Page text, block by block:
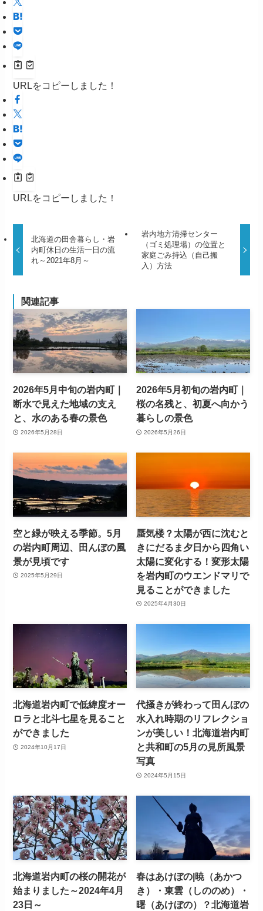
URLをコピーしました！
URLをコピーしました！
北海道の田舎暮らし・岩
内町休日の生活一日の流
れ～2021年8月～
岩内地方清掃センター
（ゴミ処理場）の位置と
家庭ごみ持込（自己搬
入）方法
関連記事
2026年5月中旬の岩内町｜
断水で見えた地域の支え
と、水のある春の景色
2026年5月28日
2026年5月初旬の岩内町｜
桜の名残と、初夏へ向かう
暮らしの景色
2026年5月26日
空と緑が映える季節。5月
の岩内町周辺、田んぼの風
景が見頃です
2025年5月29日
蜃気楼？太陽が西に沈むと
きにだるま夕日から四角い
太陽に変化する！変形太陽
を岩内町のウエンドマリで
見ることができました
2025年4月30日
北海道岩内町で低緯度オー
ロラと北斗七星を見ること
ができました
2024年10月17日
代掻きが終わって田んぼの
水入れ時期のリフレクショ
ンが美しい！北海道岩内町
と共和町の5月の見所風景
写真
2024年5月15日
北海道岩内町の桜の開花が
始まりました～2024年4月
23日～
春はあけぼの|暁（あかつ
き）・東雲（しののめ）・
曙（あけぼの）？北海道岩